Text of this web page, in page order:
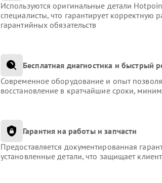
Используются оригинальные детали
специалисты, что гарантирует корректную
гарантийных обязательств
Бесплатная диагностика и быстрый
Современное оборудование и опыт
восстановление в кратчайшие сроки,
Гарантия на работы и запчасти
Предоставляется документированная
установленные детали, что защищает